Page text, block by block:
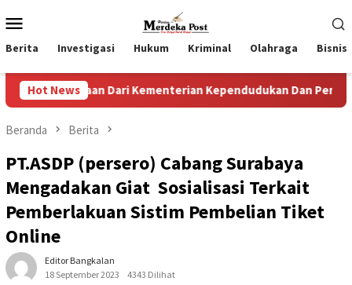
ke
kontenMobile
Berita Investigasi Hukum Kriminal Olahraga Bisnis
Hot News
Dari Kementerian Kependudukan Dan Pembangunan
Beranda Berita
PT.ASDP (persero) Cabang Surabaya
Mengadakan Giat Sosialisasi Terkait
Pemberlakuan Sistim Pembelian Tiket
Online
Editor Bangkalan
18 September 2023
4343 Dilihat